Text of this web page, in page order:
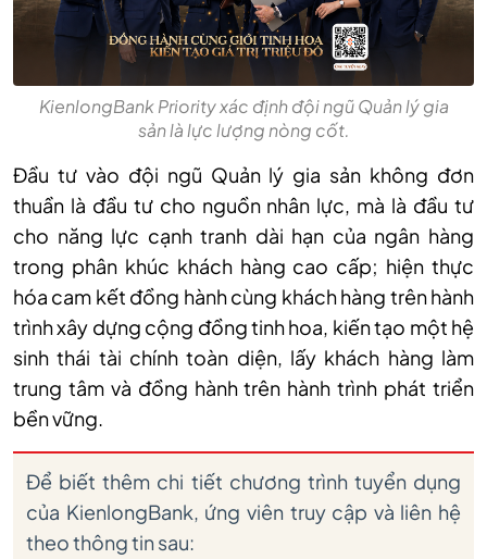
KienlongBank Priority xác định đội ngũ Quản lý gia
sản là lực lượng nòng cốt.
Đầu tư vào đội ngũ Quản lý gia sản không đơn
thuần là đầu tư cho nguồn nhân lực, mà là đầu tư
cho năng lực cạnh tranh dài hạn của ngân hàng
trong phân khúc khách hàng cao cấp; hiện thực
hóa cam kết đồng hành cùng khách hàng trên hành
trình xây dựng cộng đồng tinh hoa, kiến tạo một hệ
sinh thái tài chính toàn diện, lấy khách hàng làm
trung tâm và đồng hành trên hành trình phát triển
bền vững.
Để biết thêm chi tiết chương trình tuyển dụng
của KienlongBank, ứng viên truy cập và liên hệ
theo thông tin sau: